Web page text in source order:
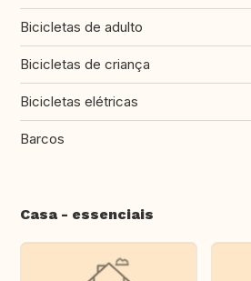
Bicicletas de adulto
Bicicletas de criança
Bicicletas elétricas
Barcos
Casa - essenciais